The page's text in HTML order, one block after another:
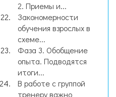
2. Приемы и...
Закономерности
обучения взрослых в
схеме...
Фаза 3. Обобщение
опыта. Подводятся
итоги...
В работе с группой
тренеру важно